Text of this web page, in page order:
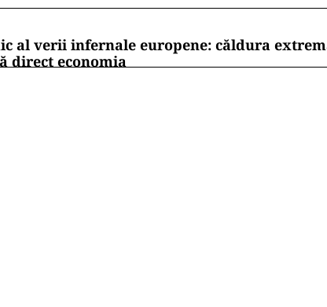
al verii infernale europene: căldura
direct economia